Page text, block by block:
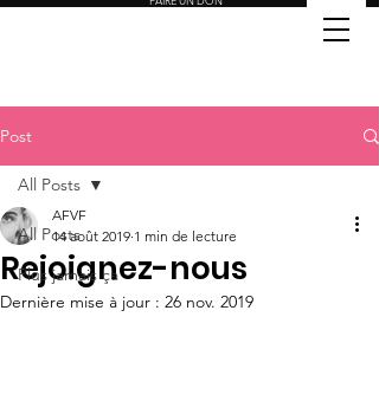
Post
All Posts
Plus jamais ça
All Posts
Rejoignez-nous
AFVF
14 août 2019 1 min de lecture
Dernière mise à jour : 26 nov. 2019